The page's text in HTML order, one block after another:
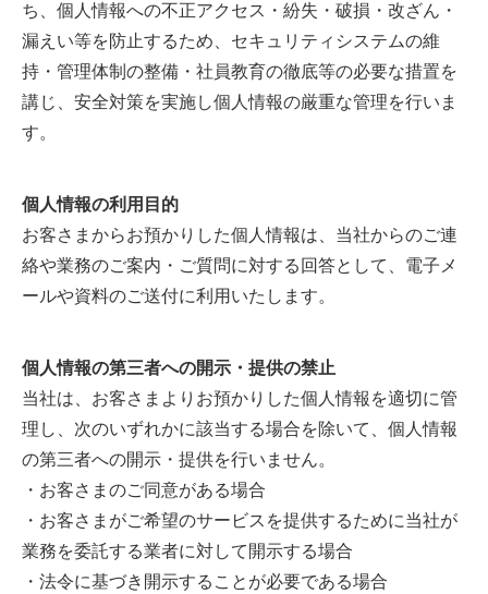
ち、個人情報への不正アクセス・紛失・破損・改ざん・
漏えい等を防止するため、セキュリティシステムの維
持・管理体制の整備・社員教育の徹底等の必要な措置を
講じ、安全対策を実施し個人情報の厳重な管理を行いま
す。
個人情報の利用目的
お客さまからお預かりした個人情報は、当社からのご連
絡や業務のご案内・ご質問に対する回答として、電子メ
ールや資料のご送付に利用いたします。
個人情報の第三者への開示・提供の禁止
当社は、お客さまよりお預かりした個人情報を適切に管
理し、次のいずれかに該当する場合を除いて、個人情報
の第三者への開示・提供を行いません。
・お客さまのご同意がある場合
・お客さまがご希望のサービスを提供するために当社が
業務を委託する業者に対して開示する場合
・法令に基づき開示することが必要である場合